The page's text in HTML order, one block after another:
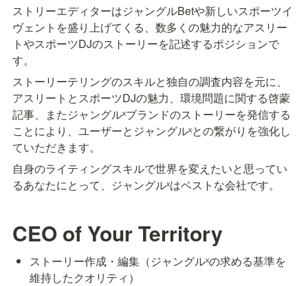
ストリーエディターはジャングルBetや新しいスポーツイ
ヴェントを盛り上げてくる、数多くの魅力的なアスリー
トやスポーツDJのストーリーを記述するポジションで
す。
ストーリーテリングのスキルと独自の調査内容を元に、
アスリートとスポーツDJの魅力、環境問題に関する啓蒙
記事、またジャングルˣブランドのストーリーを発信する
ことにより、ユーザーとジャングルˣとの繋がりを強化し
ていただきます。
自身のライティングスキルで世界を変えたいと思ってい
るあなたにとって、ジャングルˣはベストな会社です。
CEO of Your Territory
ストーリー作成・編集（ジャングルˣの求める基準を
維持したクオリティ）